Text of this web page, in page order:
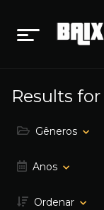
Results for
Gêneros
Anos
Ordenar